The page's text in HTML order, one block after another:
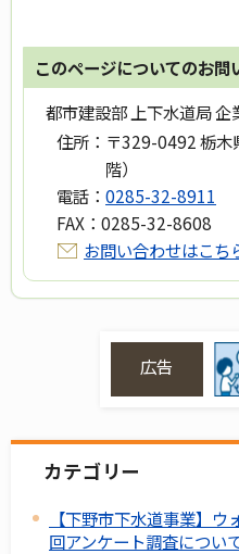
このページについてのお問
都市建設部 上下水道局 企
住所： 〒329-0492 栃木
階）
電話： 0285-32-8911
FAX： 0285-32-8608
お問い合わせはこち
広告
カテゴリー
【下野市下水道事業】
回アンケート調査につい